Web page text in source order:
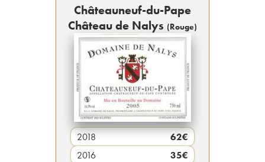
Châteauneuf-du-Pape
Château de Nalys (Rouge)
2018 62€
2016
35€